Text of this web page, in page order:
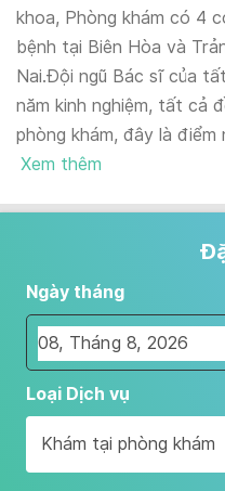
khoa, Phòng khám có 4
bệnh tại Biên Hòa và
Nai.Đội ngũ Bác sĩ của
năm kinh nghiệm, tất cả
phòng khám, đây là điểm
Xem thêm
Ngày tháng
Navigate
forward
interact
with
Loại Dịch vụ
Khám tại phòng khám